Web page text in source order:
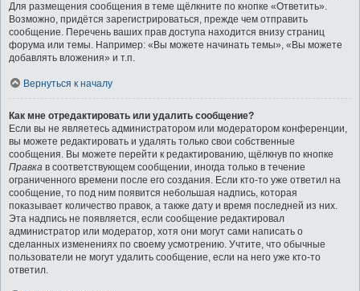
Для размещения сообщения в теме щёлкните по кнопке «Ответить».
Возможно, придётся зарегистрироваться, прежде чем отправить
сообщение. Перечень ваших прав доступа находится внизу страниц
форума или темы. Например: «Вы можете начинать темы», «Вы можете
добавлять вложения» и т.п.
Вернуться к началу
Как мне отредактировать или удалить сообщение?
Если вы не являетесь администратором или модератором конференции,
вы можете редактировать и удалять только свои собственные
сообщения. Вы можете перейти к редактированию, щёлкнув по кнопке
Правка в соответствующем сообщении, иногда только в течение
ограниченного времени после его создания. Если кто-то уже ответил на
сообщение, то под ним появится небольшая надпись, которая
показывает количество правок, а также дату и время последней из них.
Эта надпись не появляется, если сообщение редактировал
администратор или модератор, хотя они могут сами написать о
сделанных изменениях по своему усмотрению. Учтите, что обычные
пользователи не могут удалить сообщение, если на него уже кто-то
ответил.